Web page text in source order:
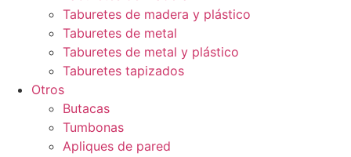
Taburetes de madera y plástico
Taburetes de metal
Taburetes de metal y plástico
Taburetes tapizados
Otros
Butacas
Tumbonas
Apliques de pared